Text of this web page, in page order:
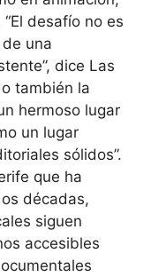
desafío no es
una
dice Las
también la
hermoso lugar
un lugar
sólidos”.
que ha
décadas,
siguen
accesibles